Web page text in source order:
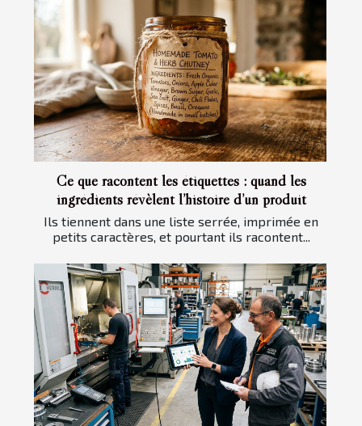
Ce que racontent les étiquettes : quand les
ingrédients révèlent l’histoire d’un produit
Ils tiennent dans une liste serrée, imprimée en
petits caractères, et pourtant ils racontent...